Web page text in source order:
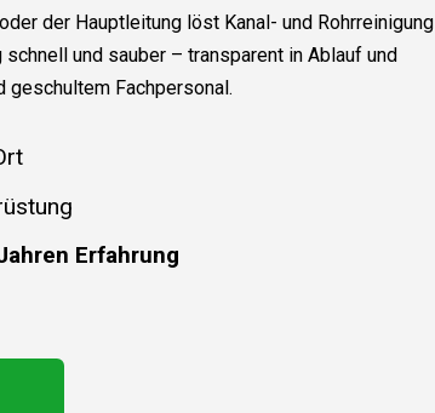
der Hauptleitung löst Kanal- und Rohrreinigung
schnell und sauber – transparent in Ablauf und
geschultem Fachpersonal.
Erfahrung